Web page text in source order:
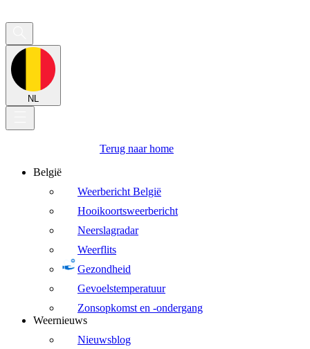
NL
Terug naar home
België
Weerbericht België
Hooikoortsweerbericht
Neerslagradar
Weerflits
Gezondheid
Gevoelstemperatuur
Zonsopkomst en -ondergang
Weernieuws
Nieuwsblog